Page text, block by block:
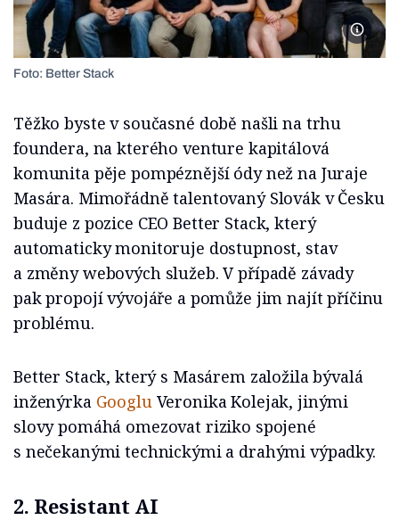
Foto
Foto: Better Stack
Těžko byste v současné době našli na trhu
foundera, na kterého venture kapitálová
komunita pěje pompéznější ódy než na Juraje
Masára. Mimořádně talentovaný Slovák v Česku
buduje z pozice CEO Better Stack, který
automaticky monitoruje dostupnost, stav
a změny webových služeb. V případě závady
pak propojí vývojáře a pomůže jim najít příčinu
problému.
Better Stack, který s Masárem založila bývalá
inženýrka Googlu Veronika Kolejak, jinými
slovy pomáhá omezovat riziko spojené
s nečekanými technickými a drahými výpadky.
2. Resistant AI